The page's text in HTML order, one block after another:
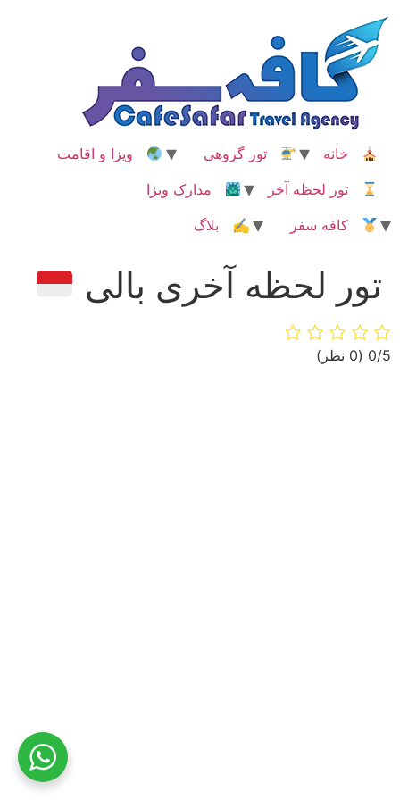
محتوا
خانه تور گروهی
ویزا و اقامت
تور لحظه آخر
مدارک ویزا
کافه سفر
✍ بلاگ
تور لحظه آخری بالی
‫0/5 ‫(0 نظر)